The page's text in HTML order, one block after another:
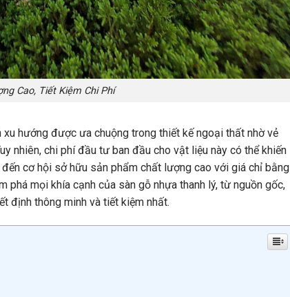
Cao, Tiết Kiệm Chi Phí
hướng được ưa chuộng trong thiết kế ngoại thất nhờ vẻ
nhiên, chi phí đầu tư ban đầu cho vật liệu này có thể khiến
cơ hội sở hữu sản phẩm chất lượng cao với giá chỉ bằng
mọi khía cạnh của sàn gỗ nhựa thanh lý, từ nguồn gốc,
định thông minh và tiết kiệm nhất.